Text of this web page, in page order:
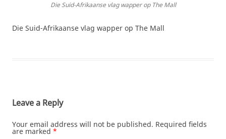
Die Suid-Afrikaanse vlag wapper op The Mall
Die Suid-Afrikaanse vlag wapper op The Mall
Leave a Reply
Your email address will not be published. Required fields
are marked *